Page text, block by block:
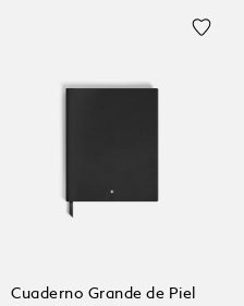
Cuaderno Grande de Piel